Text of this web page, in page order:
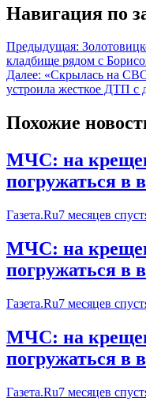
Навигация по
Предыдущая:
кладбище рядом с
Далее: «Скрылась на
устроила жесткое ДТП с
Похожие
МЧС: на
погружаться в
Газета.Ru7 месяцев
МЧС: на
погружаться в
Газета.Ru7 месяцев
МЧС: на
погружаться в
Газета.Ru7 месяцев